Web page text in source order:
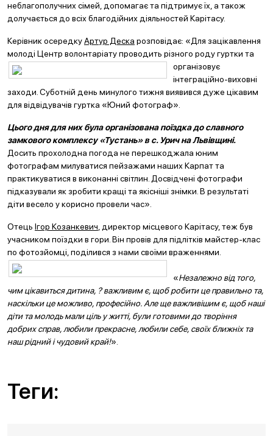
неблагополучних сімей, допомагає та підтримує їх, а також
долучається до всіх благодійних діяльностей Карітасу.
Керівник осередкуАртур Деска розповідає: «Для зацікавлення
молоді Центр волонтаріату проводить різного роду гуртки та
організовує
інтеграційно-виховні
заходи. Суботній день минулого тижня виявився дуже цікавим
для відвідувачів гуртка «Юний фотограф».
Цього дня для них була організована поїздка до славного
замкового комплексу «Тустань» в с. Урич на Львівщині.
Досить прохолодна погода не перешкоджала юним
фотографам милуватися пейзажами наших Карпат та
практикуватися в виконанні світлин. Досвідчені фотографи
підказували як зробити кращі та якісніші знімки. В результаті
діти весело у корисно провели час».
Отець Ігор Козанкевич , директор місцевого Карітасу, теж був
учасником поїздки в гори. Він провів для підлітків майстер-клас
по фотозйомці, поділився з нами своїми враженнями.
«Незалежно від того,
чим цікавиться дитина, ? важливим є, щоб робити це правильно та,
наскільки це можливо, професійно. Але ще важливішим є, щоб наші
діти та молодь мали ціль у житті, були готовими до творіння
добрих справ, любили прекрасне, любили себе, своїх ближніх та
наш рідний і чудовий край!».
Теги: